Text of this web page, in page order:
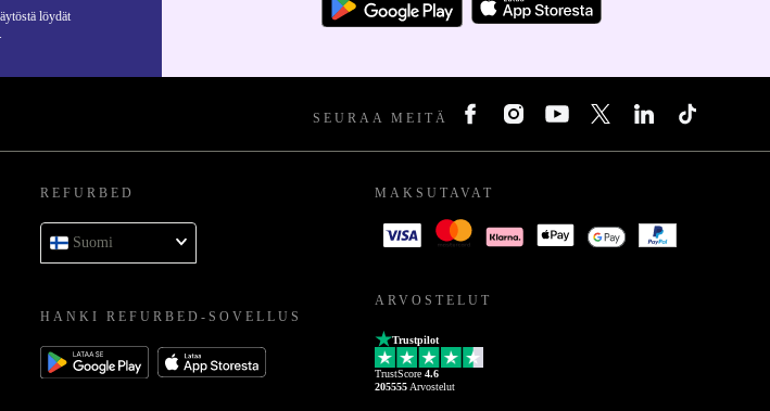
löydät
SEURAA MEITÄ
REFURBED
Suomi
HANKI REFURBED-SOVELLUS
MAKSUTAVAT
ARVOSTELUT
Trustpilot
TrustScore 4.6
205555 Arvostelut